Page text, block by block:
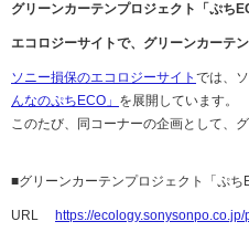
グリーンカーテンプロジェクト「ぷち
エコロジーサイトで、グリーンカーテ
ソニー損保のエコロジーサイト では、
んなのぷちECO」 を展開しています。
このたび、同コーナーの企画として、
■グリーンカーテンプロジェクト「ぷ
URL https://